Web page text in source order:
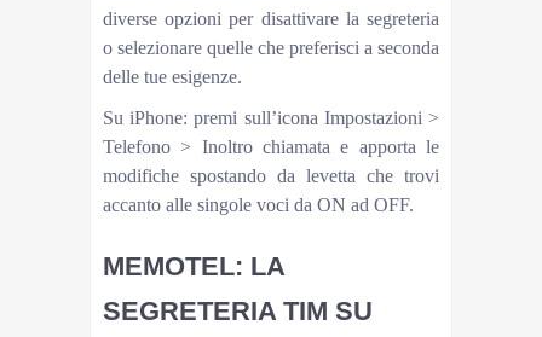
diverse opzioni per disattivare la segreteria
o selezionare quelle che preferisci a seconda
delle tue esigenze.
Su iPhone: premi sull’icona Impostazioni >
Telefono > Inoltro chiamata e apporta le
modifiche spostando da levetta che trovi
accanto alle singole voci da ON ad OFF.
MEMOTEL: LA
SEGRETERIA TIM SU